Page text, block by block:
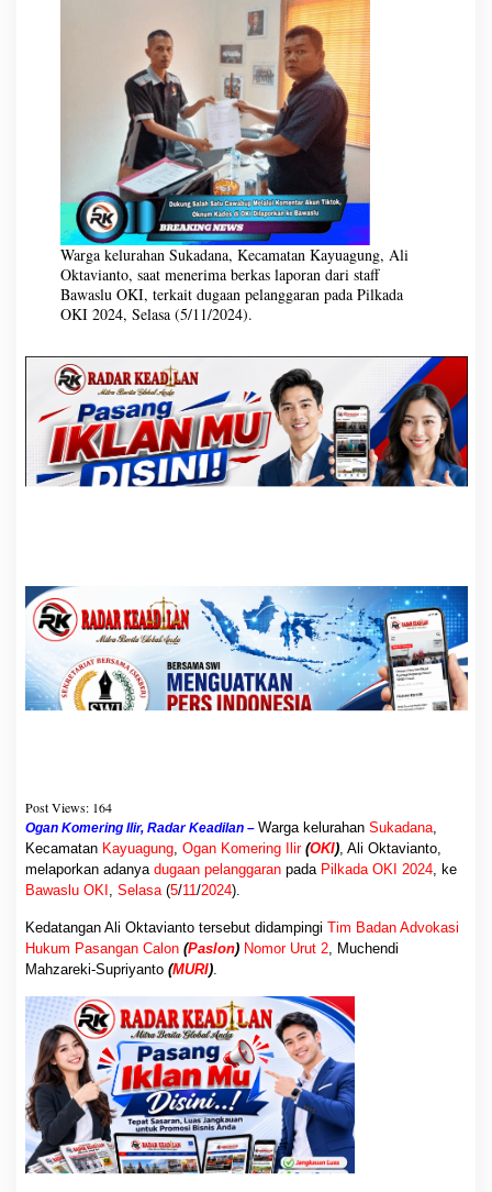
p
M
e
l
a
l
u
i
K
o
m
a
r
A
k
u
n
T
,
O
k
n
u
m
d
i
O
K
D
i
l
p
o
r
k
a
n
k
e
B
a
Warga kelurahan Sukadana, Kecamatan Kayuagung, Ali
Oktavianto, saat menerima berkas laporan dari staff
Bawaslu OKI, terkait dugaan pelanggaran pada Pilkada
OKI 2024, Selasa (5/11/2024).
Post Views: 164
Ogan Komering Ilir, Radar Keadilan – Warga kelurahan Sukadana,
Kecamatan Kayuagung, Ogan Komering Ilir(OKI), Ali Oktavianto,
melaporkan adanya dugaan pelanggaranpada Pilkada OKI 2024, ke
Bawaslu OKI , Selasa(5/11/2024).
Kedatangan Ali Oktavianto tersebut didampingi Tim Badan Advokasi
Hukum Pasangan Calon(Paslon) Nomor Urut 2, Muchendi
Mahzareki-Supriyanto (MURI).